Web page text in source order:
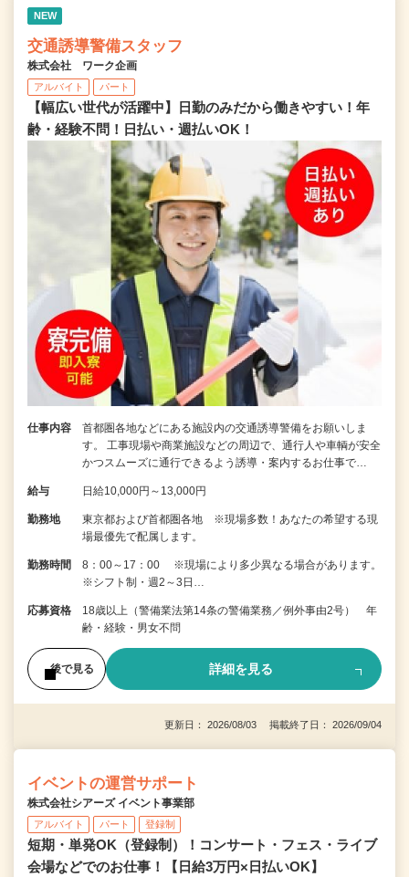
NEW
交通誘導警備スタッフ
株式会社 ワーク企画
アルバイト パート
【幅広い世代が活躍中】日勤のみだから働きやすい！年
齢・経験不問！日払い・週払いOK！
仕事内容
首都圏各地などにある施設内の交通誘導警備をお願いしま
す。 工事現場や商業施設などの周辺で、通行人や車輌が安全
かつスムーズに通行できるよう誘導・案内するお仕事で…
給与 日給10,000円～13,000円
勤務地
東京都および首都圏各地 ※現場多数！あなたの希望する現
場最優先で配属します。
勤務時間
8：00～17：00 ※現場により多少異なる場合があります。
※シフト制・週2～3日…
応募資格
18歳以上（警備業法第14条の警備業務／例外事由2号） 年
齢・経験・男女不問
後で見る 詳細を見る
更新日： 2026/08/03 掲載終了日： 2026/09/04
イベントの運営サポート
株式会社シアーズ イベント事業部
アルバイト パート 登録制
短期・単発OK（登録制）！コンサート・フェス・ライブ
会場などでのお仕事！【日給3万円×日払いOK】